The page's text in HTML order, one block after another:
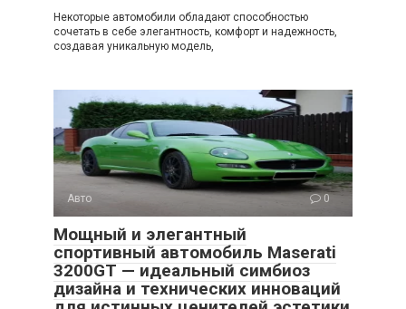
Некоторые автомобили обладают способностью
сочетать в себе элегантность, комфорт и надежность,
создавая уникальную модель,
Авто 0
Мощный и элегантный
спортивный автомобиль Maserati
3200GT — идеальный симбиоз
дизайна и технических инноваций